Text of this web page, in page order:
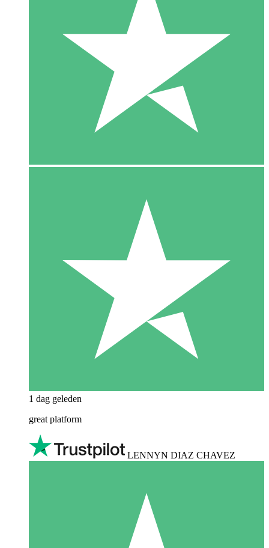
1 dag geleden
great platform
LENNYN DIAZ CHAVEZ